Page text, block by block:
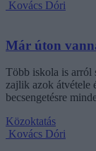
Kovács Dóri
Már úton
Több iskola is arról
zajlik azok átvétele
becsengetésre
Közoktatás
Kovács Dóri